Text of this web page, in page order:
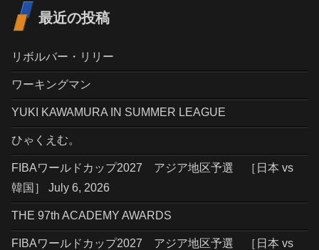
最近の投稿
リボルバー・リリー
ワーキングマン
YUKI KAWAMURA IN SUMMER LEAGUE
ひゃくえむ。
FIBAワールドカップ2027 アジア地区予選 ［日本 vs
韓国］ July 6, 2026
THE 97th ACADEMY AWARDS
FIBAワールドカップ2027 アジア地区予選 ［日本 vs